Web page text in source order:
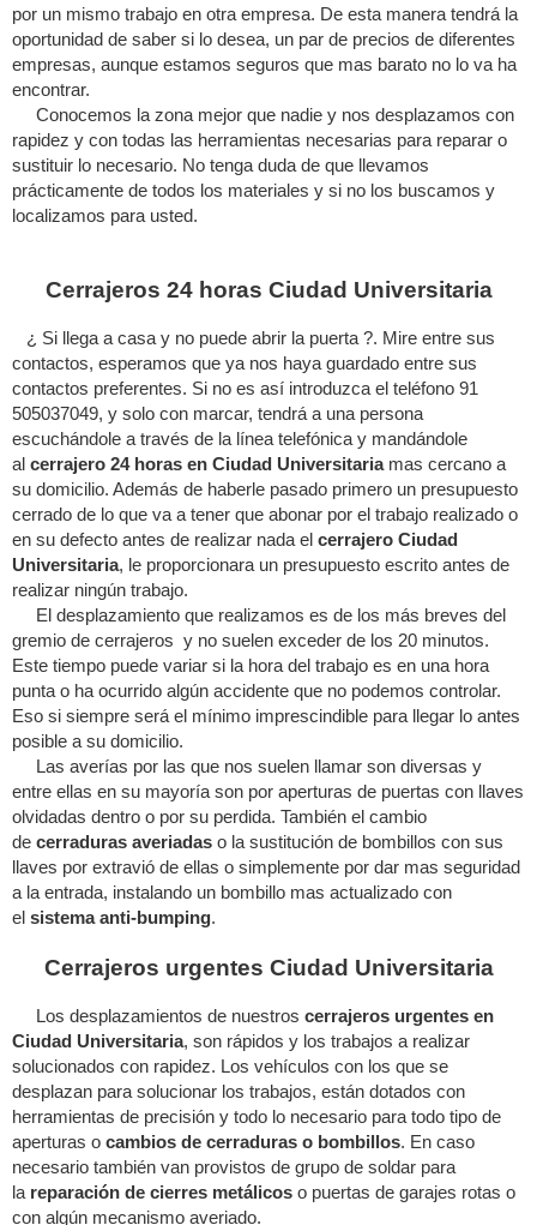
por un mismo trabajo en otra empresa. De esta manera tendrá la
oportunidad de saber si lo desea, un par de precios de diferentes
empresas, aunque estamos seguros que mas barato no lo va ha
encontrar.
Conocemos la zona mejor que nadie y nos desplazamos con
rapidez y con todas las herramientas necesarias para reparar o
sustituir lo necesario. No tenga duda de que llevamos
prácticamente de todos los materiales y si no los buscamos y
localizamos para usted.
Cerrajeros 24 horas Ciudad Universitaria
¿ Si llega a casa y no puede abrir la puerta ?. Mire entre sus
contactos, esperamos que ya nos haya guardado entre sus
contactos preferentes. Si no es así introduzca el teléfono 91
505037049, y solo con marcar, tendrá a una persona
escuchándole a través de la línea telefónica y mandándole
al cerrajero 24 horas en Ciudad Universitariamas cercano a
su domicilio. Además de haberle pasado primero un presupuesto
cerrado de lo que va a tener que abonar por el trabajo realizado o
en su defecto antes de realizar nada el cerrajero Ciudad
Universitaria, le proporcionara un presupuesto escrito antes de
realizar ningún trabajo.
El desplazamiento que realizamos es de los más breves del
gremio de cerrajeros y no suelen exceder de los 20 minutos.
Este tiempo puede variar si la hora del trabajo es en una hora
punta o ha ocurrido algún accidente que no podemos controlar.
Eso si siempre será el mínimo imprescindible para llegar lo antes
posible a su domicilio.
Las averías por las que nos suelen llamar son diversas y
entre ellas en su mayoría son por aperturas de puertas con llaves
olvidadas dentro o por su perdida. También el cambio
de cerraduras averiadas o la sustitución de bombillos con sus
llaves por extravió de ellas o simplemente por dar mas seguridad
a la entrada, instalando un bombillo mas actualizado con
el sistema anti-bumping.
Cerrajeros urgentes Ciudad Universitaria
Los desplazamientos de nuestros cerrajeros urgentes en
Ciudad Universitaria, son rápidos y los trabajos a realizar
solucionados con rapidez. Los vehículos con los que se
desplazan para solucionar los trabajos, están dotados con
herramientas de precisión y todo lo necesario para todo tipo de
aperturas o cambios de cerraduras o bombillos. En caso
necesario también van provistos de grupo de soldar para
la reparación de cierres metálicos o puertas de garajes rotas o
con algún mecanismo averiado.